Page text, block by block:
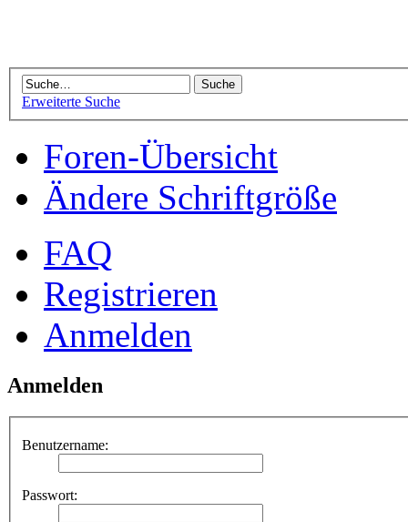
Erweiterte Suche
Foren-Übersicht
Ändere Schriftgröße
FAQ
Registrieren
Anmelden
Anmelden
Benutzername:
Passwort: